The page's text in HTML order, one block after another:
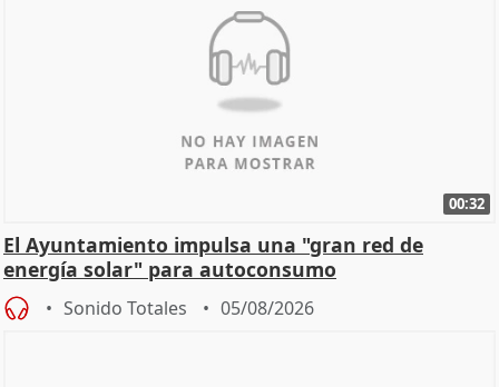
00:32
El Ayuntamiento impulsa una "gran red de
energía solar" para autoconsumo
Sonido Totales 05/08/2026